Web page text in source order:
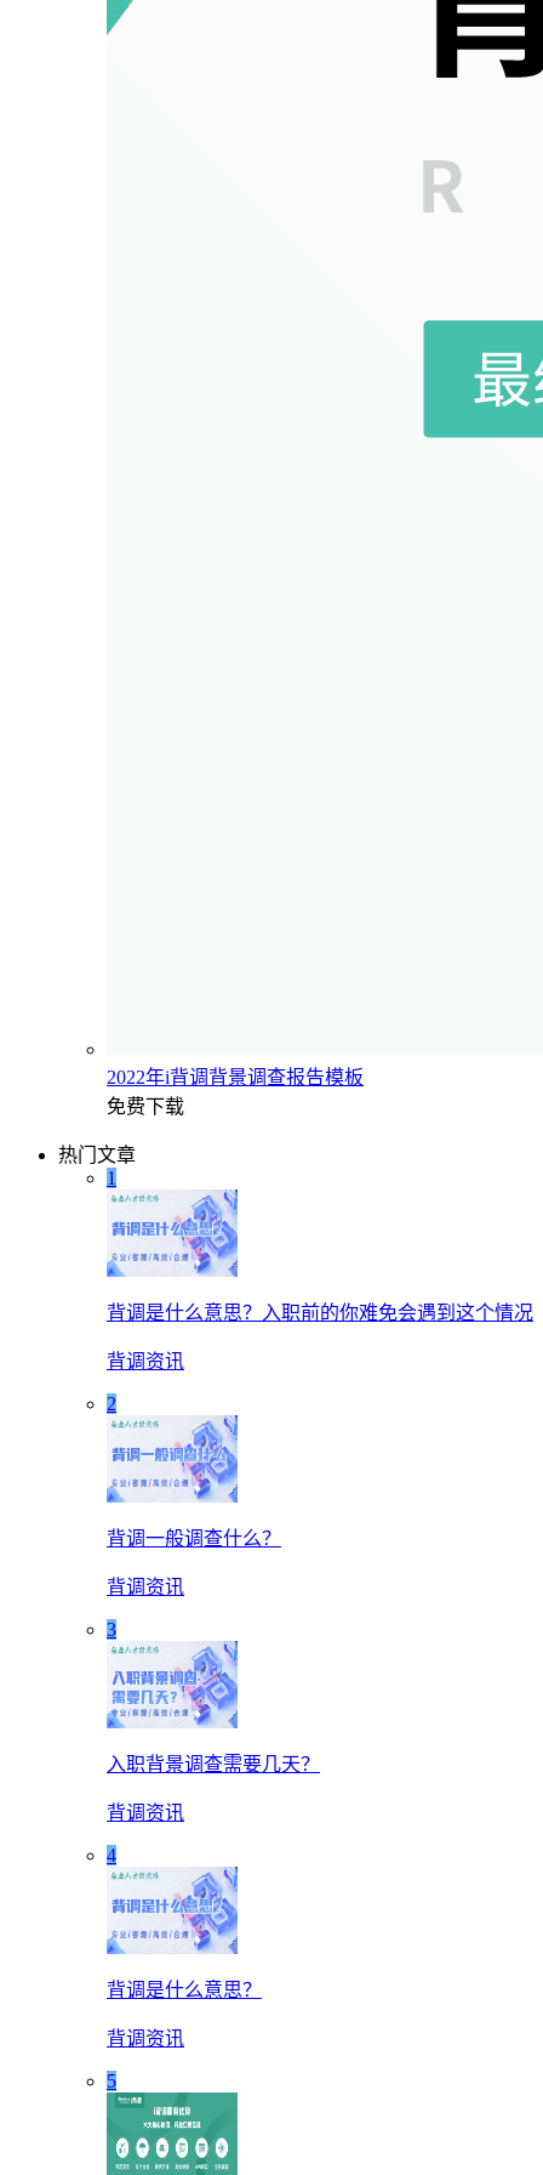
2022年i背调背景调查报告模板
免费下载
热门文章
1
背调是什么意思？入职前的你难免会遇到这个情况
背调资讯
2
背调一般调查什么？
背调资讯
3
入职背景调查需要几天？
背调资讯
4
背调是什么意思？
背调资讯
5